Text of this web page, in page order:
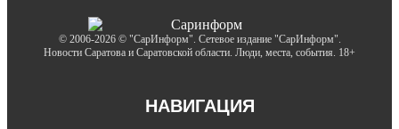
© 2006-2026 © "СарИнформ". Сетевое издание "СарИнформ".
Новости Саратова и Саратовской области. Люди, места, события. 18+
НАВИГАЦИЯ